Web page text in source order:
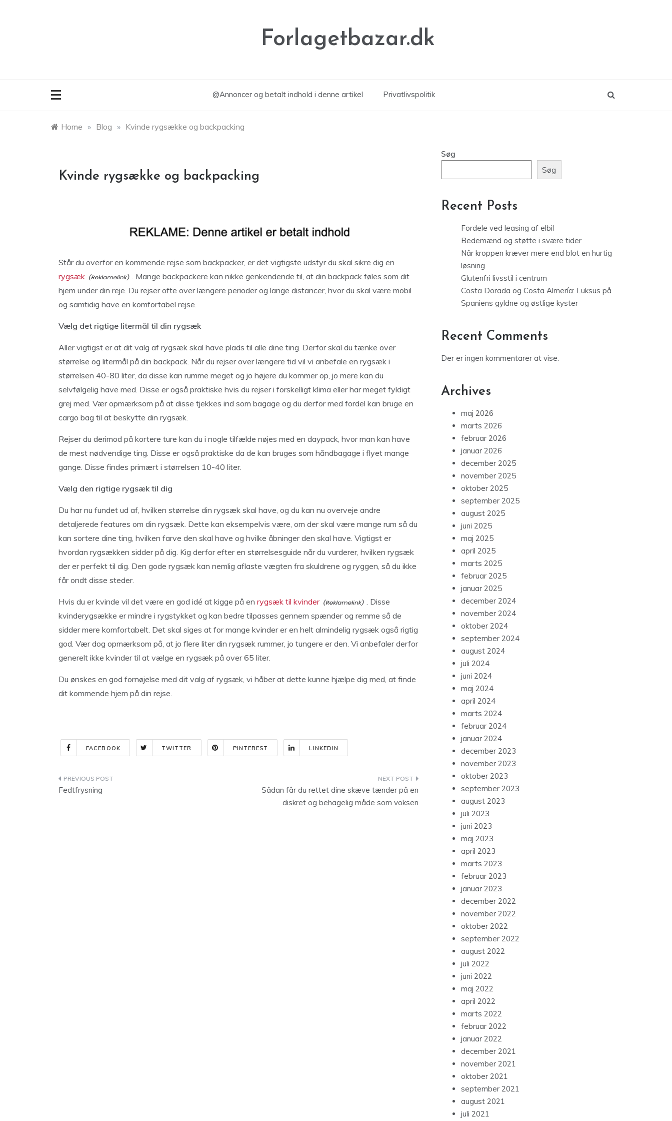
Forlagetbazar.dk
@Annoncer og betalt indhold i denne artikel Privatlivspolitik
Home » Blog » Kvinde rygsække og backpacking
Kvinde rygsække og backpacking
Står du overfor en kommende rejse som backpacker, er det vigtigste udstyr du skal sikre dig en
rygsæk
. Mange backpackere kan nikke genkendende til, at din backpack føles som dit
hjem under din reje. Du rejser ofte over længere perioder og lange distancer, hvor du skal være mobil
og samtidig have en komfortabel rejse.
Vælg det rigtige litermål til din rygsæk
Aller vigtigst er at dit valg af rygsæk skal have plads til alle dine ting. Derfor skal du tænke over
størrelse og litermål på din backpack. Når du rejser over længere tid vil vi anbefale en rygsæk i
størrelsen 40-80 liter, da disse kan rumme meget og jo højere du kommer op, jo mere kan du
selvfølgelig have med. Disse er også praktiske hvis du rejser i forskelligt klima eller har meget fyldigt
grej med. Vær opmærksom på at disse tjekkes ind som bagage og du derfor med fordel kan bruge en
cargo bag til at beskytte din rygsæk.
Rejser du derimod på kortere ture kan du i nogle tilfælde nøjes med en daypack, hvor man kan have
de mest nødvendige ting. Disse er også praktiske da de kan bruges som håndbagage i flyet mange
gange. Disse findes primært i størrelsen 10-40 liter.
Vælg den rigtige rygsæk til dig
Du har nu fundet ud af, hvilken størrelse din rygsæk skal have, og du kan nu overveje andre
detaljerede features om din rygsæk. Dette kan eksempelvis være, om der skal være mange rum så du
kan sortere dine ting, hvilken farve den skal have og hvilke åbninger den skal have. Vigtigst er
hvordan rygsækken sidder på dig. Kig derfor efter en størrelsesguide når du vurderer, hvilken rygsæk
der er perfekt til dig. Den gode rygsæk kan nemlig aflaste vægten fra skuldrene og ryggen, så du ikke
får ondt disse steder.
Hvis du er kvinde vil det være en god idé at kigge på en rygsæk til kvinder
. Disse
kvinderygsække er mindre i rygstykket og kan bedre tilpasses gennem spænder og remme så de
sidder mere komfortabelt. Det skal siges at for mange kvinder er en helt almindelig rygsæk også rigtig
god. Vær dog opmærksom på, at jo flere liter din rygsæk rummer, jo tungere er den. Vi anbefaler derfor
generelt ikke kvinder til at vælge en rygsæk på over 65 liter.
Du ønskes en god fornøjelse med dit valg af rygsæk, vi håber at dette kunne hjælpe dig med, at finde
dit kommende hjem på din rejse.
FACEBOOK TWITTER PINTEREST LINKEDIN
Indlægsnavigation
Fedtfrysning
Sådan får du rettet dine skæve tænder på en
diskret og behagelig måde som voksen
Søg
Søg
Recent Posts
Fordele ved leasing af elbil
Bedemænd og støtte i svære tider
Når kroppen kræver mere end blot en hurtig
løsning
Glutenfri livsstil i centrum
Costa Dorada og Costa Almería: Luksus på
Spaniens gyldne og østlige kyster
Recent Comments
Der er ingen kommentarer at vise.
Archives
maj 2026
marts 2026
februar 2026
januar 2026
december 2025
november 2025
oktober 2025
september 2025
august 2025
juni 2025
maj 2025
april 2025
marts 2025
februar 2025
januar 2025
december 2024
november 2024
oktober 2024
september 2024
august 2024
juli 2024
juni 2024
maj 2024
april 2024
marts 2024
februar 2024
januar 2024
december 2023
november 2023
oktober 2023
september 2023
august 2023
juli 2023
juni 2023
maj 2023
april 2023
marts 2023
februar 2023
januar 2023
december 2022
november 2022
oktober 2022
september 2022
august 2022
juli 2022
juni 2022
maj 2022
april 2022
marts 2022
februar 2022
januar 2022
december 2021
november 2021
oktober 2021
september 2021
august 2021
juli 2021